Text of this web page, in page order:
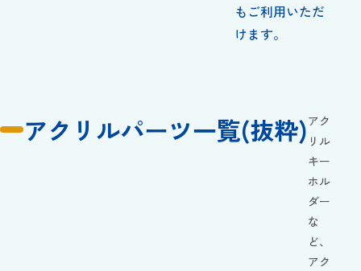
もご利用いただ
けます。
アクリルパーツ一覧(抜粋)アク
リル
キー
ホル
ダー
な
ど、
アク